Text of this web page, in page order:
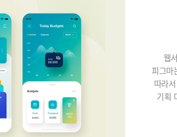
웹
피그마
따라
기획